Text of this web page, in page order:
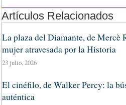
Artículos Relacionados
La plaza del Diamante, de Mercè
mujer atravesada por la Historia
23 julio, 2026
El cinéfilo, de Walker Percy: la
auténtica